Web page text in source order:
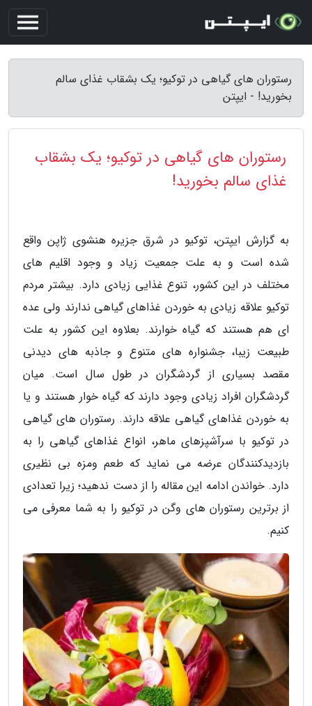
رستوران های گیاهی در توکیو؛ یک بشقاب غذای سالم
بخورید! - ایپتن
رستوران های گیاهی در توکیو؛ یک بشقاب
غذای سالم بخورید!
به گزارش ایپتن، توکیو در شرق جزیره هنشوی ژاپن واقع
شده است و به علت جمعیت زیاد و وجود اقلیم های
مختلف در این کشور، تنوع غذایی زیادی دارد. بیشتر مردم
توکیو علاقه زیادی به خوردن غذاهای گیاهی ندارند ولی عده
ای هم هستند که گیاه خوارند. بعلاوه این کشور به علت
طبیعت زیبا، جشنواره های متنوع و جاذبه های دیدنی
مقصد بسیاری از گردشگران در طول سال است. میان
گردشگران افراد زیادی وجود دارند که گیاه خوار هستند و یا
به خوردن غذاهای گیاهی علاقه دارند. رستوران های گیاهی
در توکیو با سرآشپزهای ماهر، انواع غذاهای گیاهی را به
بازدیدکنندگان عرضه می نماید که طعم ومزه بی نظیری
دارد. خواندن ادامه این مقاله را از دست ندهید؛ زیرا تعدادی
از برترین رستوران های وگن در توکیو را به شما معرفی می
کنیم.